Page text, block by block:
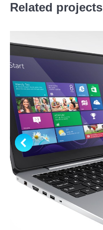
Related projects